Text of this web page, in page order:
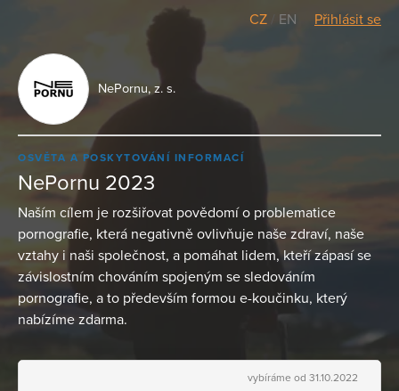
CZ EN Přihlásit se
NePornu, z. s.
OSVĚTA A POSKYTOVÁNÍ INFORMACÍ
NePornu 2023
Naším cílem je rozšiřovat povědomí o problematice
pornografie, která negativně ovlivňuje naše zdraví, naše
vztahy i naši společnost, a pomáhat lidem, kteří zápasí se
závislostním chováním spojeným se sledováním
pornografie, a to především formou e-koučinku, který
nabízíme zdarma.
vybíráme od 31.10.2022